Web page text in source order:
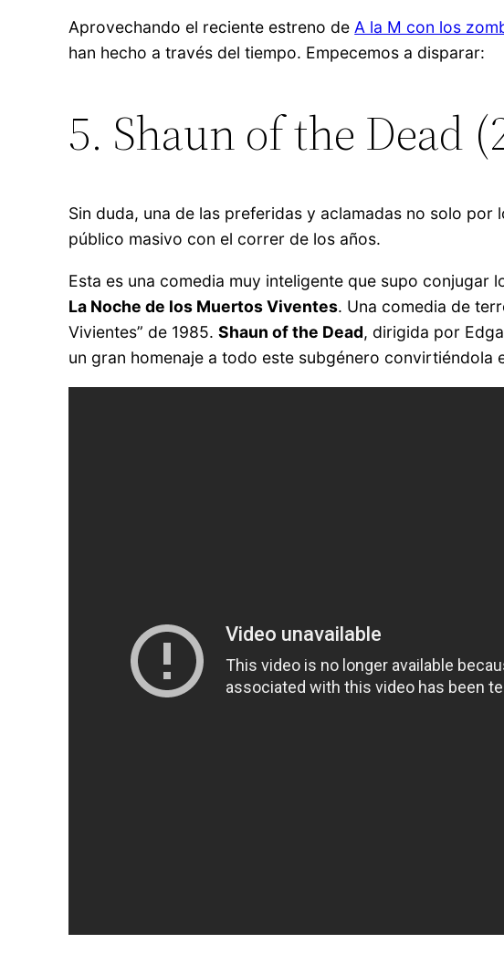
Aprovechando el reciente estreno de A la M con los
han hecho a través del tiempo. Empecemos a disparar:
5. Shaun of the Dead
Sin duda, una de las preferidas y aclamadas no solo
público masivo con el correr de los años.
Esta es una comedia muy inteligente que supo conjugar
La Noche de los Muertos Viventes. Una comedia de
Vivientes” de 1985.Shaun of the Dead, dirigida por
un gran homenaje a todo este subgénero